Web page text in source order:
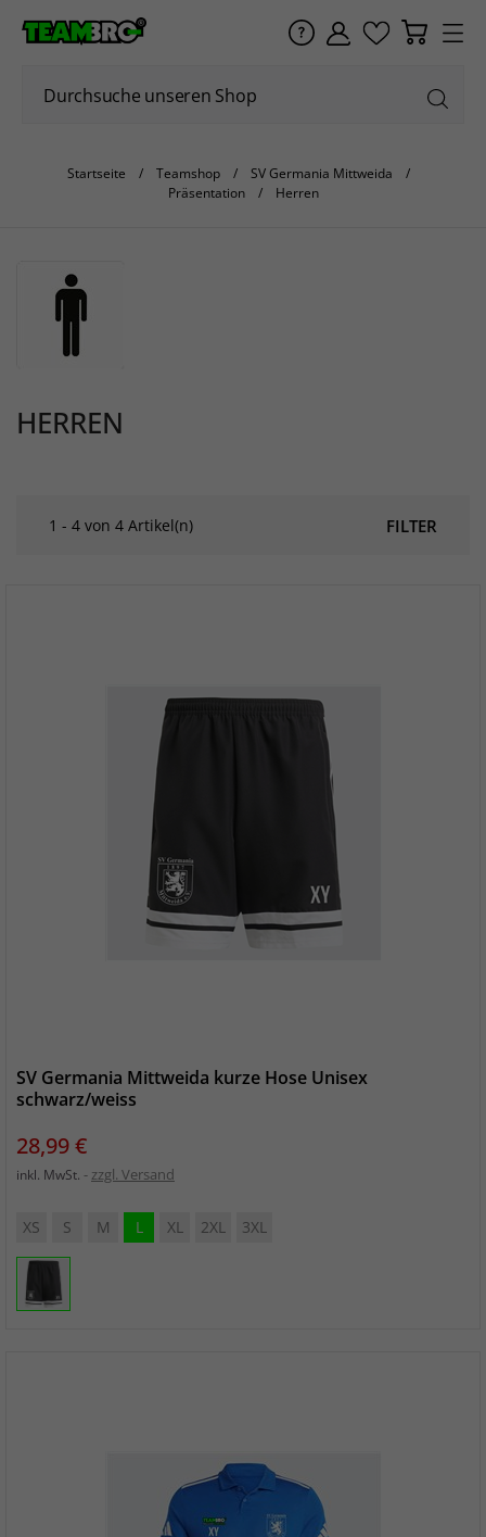
Startseite Teamshop
SV Germania Mittweida
Präsentation
Herren
HERREN
FILTER
1 - 4 von 4 Artikel(n)
SV Germania Mittweida kurze Hose Unisex
schwarz/weiss
Preis
28,99 €
inkl. MwSt. zzgl. Versand
XS S M L XL 2XL 3XL